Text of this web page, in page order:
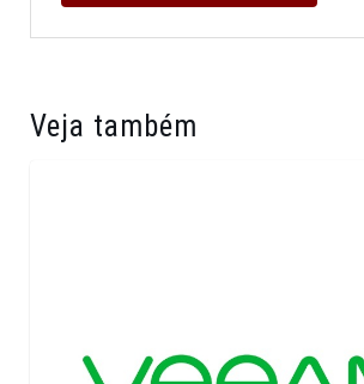
Veja também